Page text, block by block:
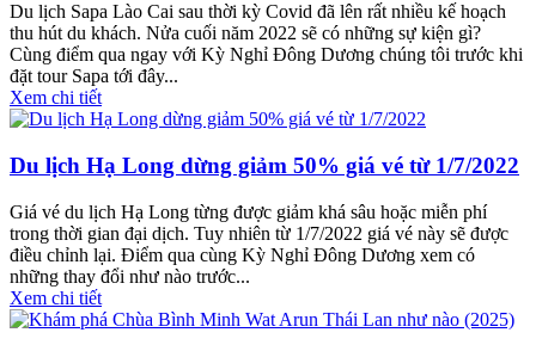
Du lịch Sapa Lào Cai sau thời kỳ Covid đã lên rất nhiều kế hoạch
thu hút du khách. Nửa cuối năm 2022 sẽ có những sự kiện gì?
Cùng điểm qua ngay với Kỳ Nghỉ Đông Dương chúng tôi trước khi
đặt tour Sapa tới đây...
Xem chi tiết
Du lịch Hạ Long dừng giảm 50% giá vé từ 1/7/2022
Giá vé du lịch Hạ Long từng được giảm khá sâu hoặc miễn phí
trong thời gian đại dịch. Tuy nhiên từ 1/7/2022 giá vé này sẽ được
điều chỉnh lại. Điểm qua cùng Kỳ Nghỉ Đông Dương xem có
những thay đổi như nào trước...
Xem chi tiết